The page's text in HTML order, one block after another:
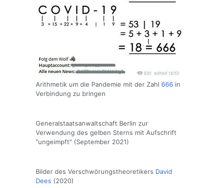
Arithmetik um die Pandemie mit der Zahl 666 in
Verbindung zu bringen
Generalstaatsanwaltschaft Berlin zur
Verwendung des gelben Sterns mit Aufschrift
"ungeimpft" (September 2021)
Bilder des Verschwörungstheoretikers David
Dees (2020)